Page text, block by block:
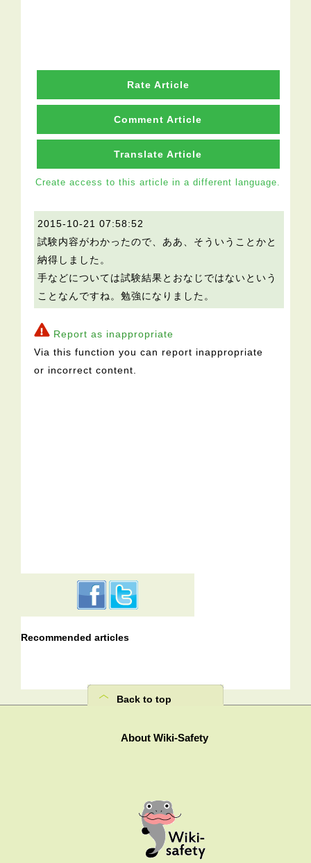
Rate Article
Comment Article
Translate Article
Create access to this article in a different language.
2015-10-21 07:58:52
試験内容がわかったので、ああ、そういうことかと
納得しました。
手などについては試験結果とおなじではないという
ことなんですね。勉強になりました。
Report as inappropriate
Via this function you can report inappropriate
or incorrect content.
Recommended articles
Back to top
About Wiki-Safety